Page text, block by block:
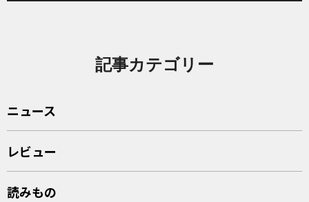
記事カテゴリー
ニュース
レビュー
読みもの